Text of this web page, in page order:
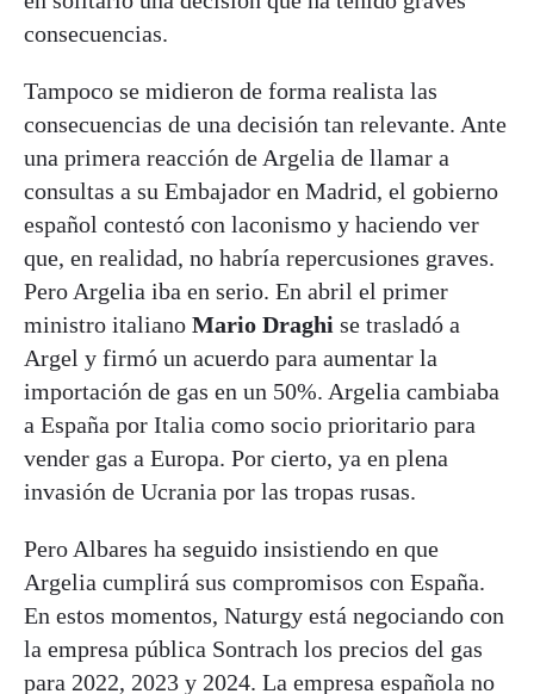
consecuencias.
Tampoco se midieron de forma realista las
consecuencias de una decisión tan relevante. Ante
una primera reacción de Argelia de llamar a
consultas a su Embajador en Madrid, el gobierno
español contestó con laconismo y haciendo ver
que, en realidad, no habría repercusiones graves.
Pero Argelia iba en serio. En abril el primer
ministro italiano Mario Draghi se trasladó a
Argel y firmó un acuerdo para aumentar la
importación de gas en un 50%. Argelia cambiaba
a España por Italia como socio prioritario para
vender gas a Europa. Por cierto, ya en plena
invasión de Ucrania por las tropas rusas.
Pero Albares ha seguido insistiendo en que
Argelia cumplirá sus compromisos con España.
En estos momentos, Naturgy está negociando con
la empresa pública Sontrach los precios del gas
para 2022, 2023 y 2024. La empresa española no